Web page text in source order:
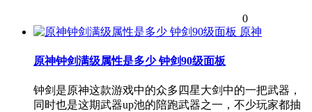
0
原神
原神钟剑满级属性是多少 钟剑90级面板
钟剑是原神这款游戏中的众多四星大剑中的一把武器，
同时也是这期武器up池的陪跑武器之一，不少玩家都抽